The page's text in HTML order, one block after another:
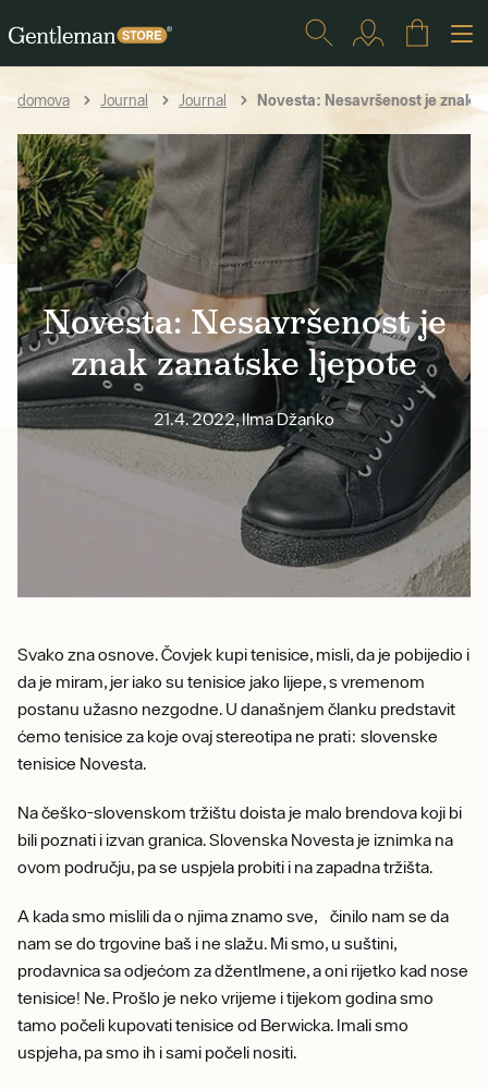
domova Journal Journal Novesta: Nesavršenost je znak
Novesta: Nesavršenost je
znak zanatske ljepote
21.4. 2022, Ilma Džanko
Svako zna osnove. Čovjek kupi tenisice, misli, da je pobijedio i
da je miram, jer iako su tenisice jako lijepe, s vremenom
postanu užasno nezgodne. U današnjem članku predstavit
ćemo tenisice za koje ovaj stereotipa ne prati: slovenske
tenisice Novesta.
Na češko-slovenskom tržištu doista je malo brendova koji bi
bili poznati i izvan granica. Slovenska Novesta je iznimka na
ovom području, pa se uspjela probiti i na zapadna tržišta.
A kada smo mislili da o njima znamo sve, činilo nam se da
nam se do trgovine baš i ne slažu. Mi smo, u suštini,
prodavnica sa odjećom za džentlmene, a oni rijetko kad nose
tenisice! Ne. Prošlo je neko vrijeme i tijekom godina smo
tamo počeli kupovati tenisice od Berwicka. Imali smo
uspjeha, pa smo ih i sami počeli nositi.